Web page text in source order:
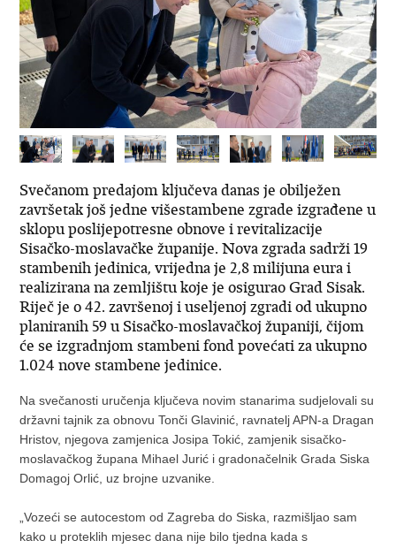
Svečanom predajom ključeva danas je obilježen
završetak još jedne višestambene zgrade izgrađene u
sklopu poslijepotresne obnove i revitalizacije
Sisačko-moslavačke županije. Nova zgrada sadrži 19
stambenih jedinica, vrijedna je 2,8 milijuna eura i
realizirana na zemljištu koje je osigurao Grad Sisak.
Riječ je o 42. završenoj i useljenoj zgradi od ukupno
planiranih 59 u Sisačko-moslavačkoj županiji, čijom
će se izgradnjom stambeni fond povećati za ukupno
1.024 nove stambene jedinice.
Na svečanosti uručenja ključeva novim stanarima sudjelovali su
državni tajnik za obnovu Tonči Glavinić, ravnatelj APN-a Dragan
Hristov, njegova zamjenica Josipa Tokić, zamjenik sisačko-
moslavačkog župana Mihael Jurić i gradonačelnik Grada Siska
Domagoj Orlić, uz brojne uzvanike.
„Vozeći se autocestom od Zagreba do Siska, razmišljao sam
kako u proteklih mjesec dana nije bilo tjedna kada s